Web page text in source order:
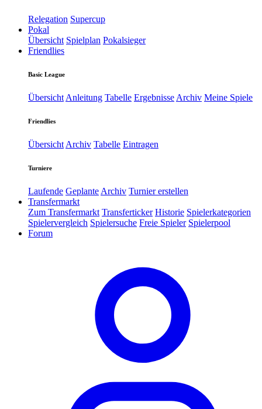
Relegation Supercup
Pokal
Übersicht Spielplan Pokalsieger
Friendlies
Basic League
Übersicht Anleitung Tabelle Ergebnisse Archiv Meine Spiele
Friendlies
Übersicht Archiv Tabelle Eintragen
Turniere
Laufende Geplante Archiv Turnier erstellen
Transfermarkt
Zum Transfermarkt Transferticker Historie Spielerkategorien
Spielervergleich Spielersuche Freie Spieler Spielerpool
Forum